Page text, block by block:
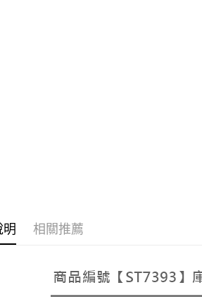
明 相關推薦